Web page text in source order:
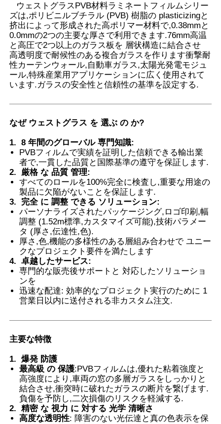
ホーム
製品
企業情報
会社案内
品質管理
お問い合わせ
すべての場合
見積依頼
車のペンキの保護フィルム
ウェストグラスPVB材料ラミネートフィルムシリー
ズは,ポリビニルブチラル (PVB) 樹脂の plasticizingと
挤出によって形成された高ポリマー材料で,0.38mmと
0.0mmの2つの主要な厚さで利用できます.76mm高温
と高圧で2つ以上のガラス板を 層状構造に結合させ
高透明度で耐候性のある複合ガラスを作ります衝撃耐
性カーテンウォール,自動車ガラス,太陽光発電モジュ
ール,特殊産業用アプリケーションに広く使用されて
います.ガラスの安全性と信頼性の基準を設定する.
なぜ ウェストグラス を 選ぶ の か?
1. 8 年間のグローバル 専門知識:
PVBフィルムで実績を証明した信頼できる輸出業
者で,一貫した品質と国際基準の遵守を保証します.
2.
厳格 な 品質 管理:
すべてのロールを100%完全に検査し,重要な用途の
製品に欠陥がないことを保証します.
3.
完全 に 調整 できる ソリューション:
パーソナライズされたパッケージング,ロゴ印刷,幅
調整 (1.52m標準,カスタマイズ可能),技術パラメー
タ (厚さ,伝達性,色).
厚さ,色,機能の多様性のある層組み合わせで ユニー
クなプロジェクト要件を満たします
4. 卓越したサービス:
専門的な販売後サポートと 対応したソリューショ
ンを
迅速な配達: 効率的なプロジェクト実行のために 1
営業日以内に送付される非カスタム注文.
主要な特徴
1. 爆発 防護
最高級 の 保護:PVBフィルムは,優れた粘着強度と
高強度により,車両の窓の多層ガラスをしっかりと
結合させ,衝突時に破れたガラスの断片を繋げます.
負傷を予防し,二次損傷のリスクを軽減する.
2. 精密 な 視力 に 対する 光学 清晰さ
高度な透明性: 障害のない光伝達と真の色表示を保